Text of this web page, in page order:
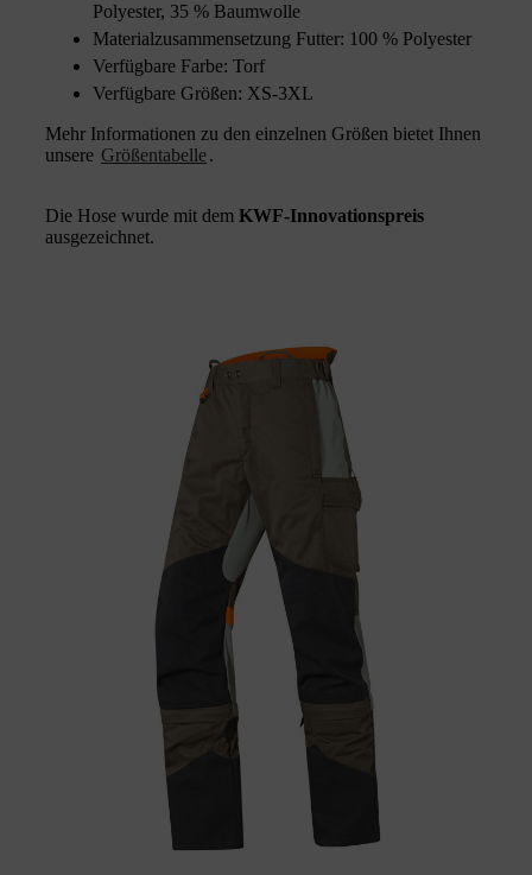
Polyester, 35 % Baumwolle
Materialzusammensetzung Futter: 100 % Polyester
Verfügbare Farbe: Torf
Verfügbare Größen: XS-3XL
Mehr Informationen zu den einzelnen Größen bietet Ihnen
unsere Größentabelle.
Die Hose wurde mit dem KWF-Innovationspreis
ausgezeichnet.